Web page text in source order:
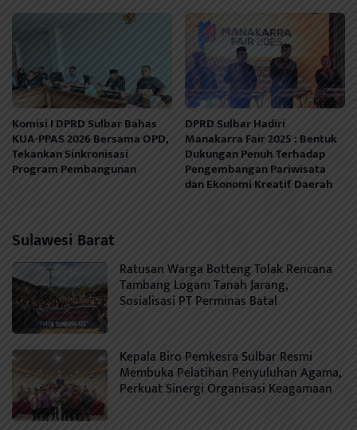
Komisi I DPRD Sulbar Bahas
KUA-PPAS 2026 Bersama OPD,
Tekankan Sinkronisasi
Program Pembangunan
DPRD Sulbar Hadiri
Manakarra Fair 2025 : Bentuk
Dukungan Penuh Terhadap
Pengembangan Pariwisata
dan Ekonomi Kreatif Daerah
Sulawesi Barat
Ratusan Warga Botteng Tolak Rencana
Tambang Logam Tanah Jarang,
Sosialisasi PT Perminas Batal
Kepala Biro Pemkesra Sulbar Resmi
Membuka Pelatihan Penyuluhan Agama,
Perkuat Sinergi Organisasi Keagamaan